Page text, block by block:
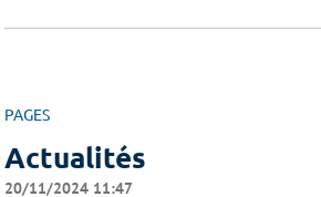
PAGES
Actualités
20/11/2024 11:47